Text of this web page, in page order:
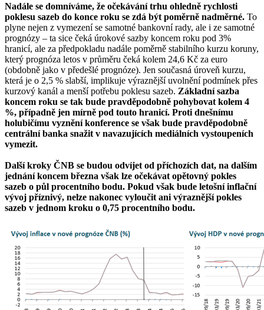
Nadále se domníváme, že očekávání trhu ohledně rychlosti
poklesu sazeb do konce roku se zdá být poměrně nadměrné. To
plyne nejen z vymezení se samotné bankovní rady, ale i ze samotné
prognózy – ta sice čeká úrokové sazby koncem roku pod 3%
hranicí, ale za předpokladu nadále poměrně stabilního kurzu koruny,
který prognóza letos v průměru čeká kolem 24,6 Kč za euro
(obdobně jako v předešlé prognóze). Jen současná úroveň kurzu,
která je o 2,5 % slabší, implikuje výraznější uvolnění podmínek přes
kurzový kanál a menší potřebu poklesu sazeb. Základní sazba
koncem roku se tak bude pravděpodobně pohybovat kolem 4
%, případně jen mírně pod touto hranicí. Proti dnešnímu
holubičímu vyznění konference se však bude pravděpodobně
centrální banka snažit v navazujících mediálních vystoupeních
vymezit.
Další kroky ČNB se budou odvíjet od příchozích dat, na dalším
jednání koncem března však lze očekávat opětovný pokles
sazeb o půl procentního bodu. Pokud však bude letošní inflační
vývoj příznivý, nelze nakonec vyloučit ani výraznější pokles
sazeb v jednom kroku o 0,75 procentního bodu.